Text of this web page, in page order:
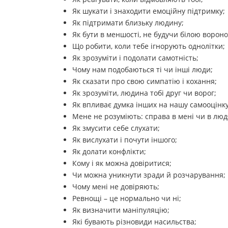
Як шукати і знаходити емоційну підтримку;
Як підтримати близьку людину;
Як бути в меншості, не будучи білою
Що робити, коли тебе ігнорують однолітки;
Як зрозуміти і подолати самотність;
Чому нам подобаються ті чи інші люди;
Як сказати про свою симпатію і кохання;
Як зрозуміти, людина тобі друг чи ворог;
Як впливає думка інших на нашу
Мене не розуміють: справа в мені чи в
Як змусити себе слухати;
Як вислухати і почути іншого;
Як долати конфлікти;
Кому і як можна довіритися;
Чи можна уникнути зради й розчарування;
Чому мені не довіряють;
Ревнощі – це нормально чи ні;
Як визначити маніпуляцію;
Які бувають різновиди насильства;